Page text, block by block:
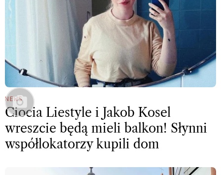
NEWS
Ciocia Liestyle i Jakob Kosel
wreszcie będą mieli balkon! Słynni
współlokatorzy kupili dom